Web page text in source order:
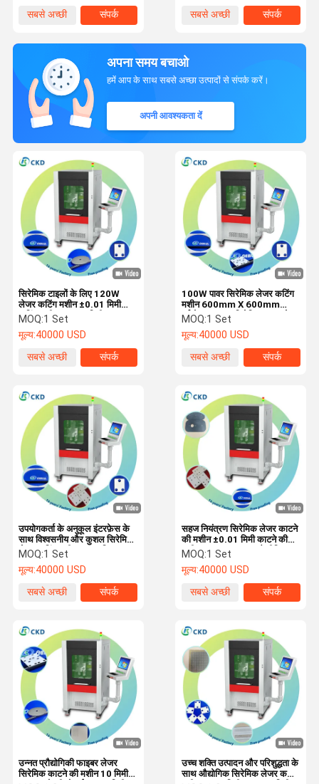
घर उत्पाद हमारे बारे में
सबसे अच्छी
संपर्क
सबसे अच्छी
संपर्क
अपना समय बचाओ
हमें आप के साथ सबसे अच्छा उत्पादों से संपर्क करें।
अपनी आवश्यकता दें
100W पावर सिरेमिक लेजर कटिंग
मशीन 600mm X 600mm
वर्कटेबल आकार सिरेमिक टाइल के
लिए
MOQ:1 Set
मूल्य:40000 USD
सबसे अच्छी
संपर्क
सिरेमिक टाइलों के लिए 120W
लेजर कटिंग मशीन ±0.01 मिमी
कटिंग सटीकता 600 मिमी X 600
मिमी वर्कटेबल आकार
MOQ:1 Set
मूल्य:40000 USD
सबसे अच्छी
संपर्क
सहज नियंत्रण सिरेमिक लेजर काटने
की मशीन ±0.01 मिमी काटने की
सटीकता Zirconia / मैग्नीशियम
ऑक्साइड के लिए
MOQ:1 Set
मूल्य:40000 USD
सबसे अच्छी
संपर्क
उपयोगकर्ता के अनुकूल इंटरफ़ेस के
साथ विश्वसनीय और कुशल सिरेमिक
लेजर कटिंग मशीन मजबूत डिजाइन
MOQ:1 Set
मूल्य:40000 USD
सबसे अच्छी
संपर्क
उच्च शक्ति उत्पादन और परिशुद्धता के
साथ औद्योगिक सिरेमिक लेजर कटिंग
उन्नत प्रौद्योगिकी फाइबर लेजर
सिरेमिक काटने की मशीन 10 मिमी